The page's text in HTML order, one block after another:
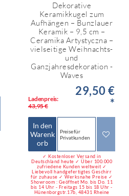
Dekorative
Keramikkugel zum
Aufhängen – Bunzlauer
Keramik – 9,5 cm –
Ceramika Artystyczna –
vielseitige Weihnachts-
und
Ganzjahresdekoration -
Waves
Ladenpreis:
43,95 €
29,50 €
*
In den
Warenk
orb
Preise für
Privatkunden
✓ Kostenloser Versand in
Deutschland heute ✓ Über 100.000
zufriedene Kunden weltweit ✓
Liebevoll handgefertigtes Geschirr
für zuhause ✓ Werksnahe Preise ✓
Showroom : Geöffnet Mo. bis Do. 11
bis 14 Uhr - Freitags 15 bis 18 Uhr -
Hünenborgstr.17b, 48431 Rheine